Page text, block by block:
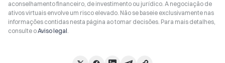
aconselhamento financeiro, de investimento ou jurídico. A negociação de
ativos virtuais envolve um risco elevado. Não se baseie exclusivamente nas
informações contidas nesta página ao tomar decisões. Para mais detalhes,
consulte oAviso legal.